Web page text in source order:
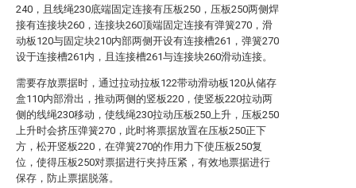
240，且线绳230底端固定连接有压板250，压板250两侧焊
接有连接块260，连接块260顶端固定连接有弹簧270，滑
动板120与固定块210内部两侧开设有连接槽261，弹簧270
设于连接槽261内，且连接槽261与连接块260滑动连接。
需要存放票据时，通过拉动拉板122带动滑动板120从储存
盒110内部滑出，推动两侧的竖板220，使竖板220拉动两
侧的线绳230移动，使线绳230拉动压板250上升，压板250
上升时会挤压弹簧270，此时将票据放置在压板250正下
方，松开竖板220，在弹簧270的作用力下使压板250复
位，使得压板250对票据进行夹持压紧，有效地票据进行
保存，防止票据脱落。